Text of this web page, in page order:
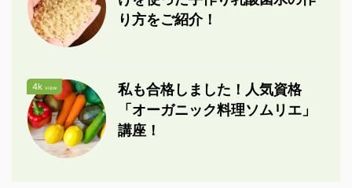
り方をご紹介！
4k view
私も合格しました！人気資格
「オーガニック料理ソムリエ」
講座！